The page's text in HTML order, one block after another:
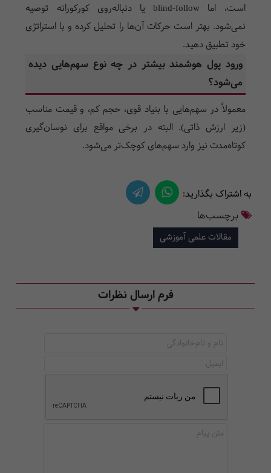
است، اما blind-followیا دنباله‌روی کورکورانه توصیه
نمی‌شود. بهتر است حرکات آن‌ها را تحلیل کرده و با استراتژی
خود تطبیق دهید.
ورود پول هوشمند بیشتر در چه نوع سهم‌هایی دیده
می‌شود؟
معمولاً در سهم‌هایی با بنیاد قوی، حجم کم، و قیمت مناسب
(زیر ارزش ذاتی). البته در برخی مواقع برای نوسان‌گیری
کوتاه‌مدت نیز وارد سهم‌های کوچک‌تر می‌شود.
به اشتراک بگذارید:
برچسب‌ها
مقالات علمی آموزشی
فرم ارسال نظرات